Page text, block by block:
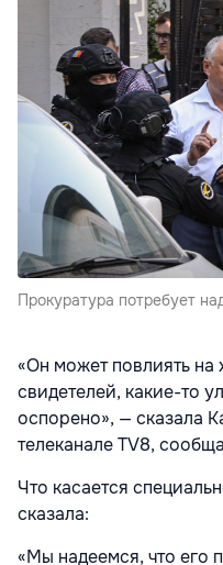
Прокуратура потребует
«Он может повлиять на
свидетелей, какие-то
оспорено», — сказала
телеканале TV8,
Что касается
сказала:
«Мы надеемся, что его